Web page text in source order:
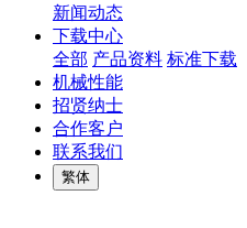
新闻动态
下载中心
全部 产品资料 标准下载
机械性能
招贤纳士
合作客户
联系我们
繁体